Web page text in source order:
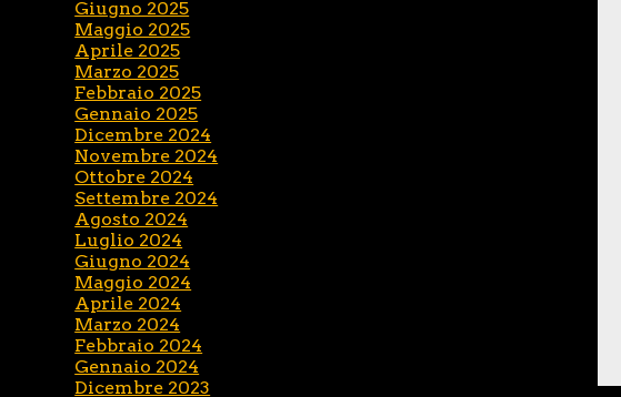
Giugno 2025
Maggio 2025
Aprile 2025
Marzo 2025
Febbraio 2025
Gennaio 2025
Dicembre 2024
Novembre 2024
Ottobre 2024
Settembre 2024
Agosto 2024
Luglio 2024
Giugno 2024
Maggio 2024
Aprile 2024
Marzo 2024
Febbraio 2024
Gennaio 2024
Dicembre 2023